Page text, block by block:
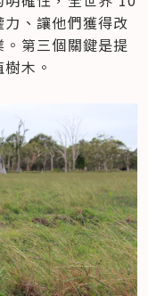
、讓他們獲得改
第三個關鍵是提
木。